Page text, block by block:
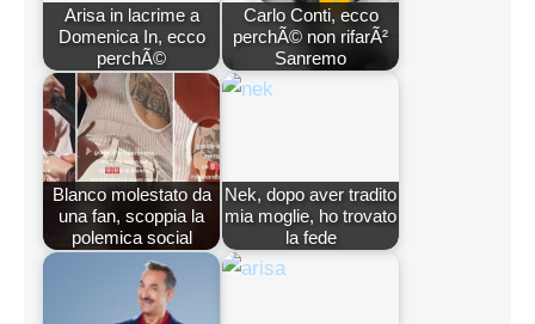
Arisa in lacrime a
Domenica In, ecco
perchÃ©
Carlo Conti, ecco
perchÃ© non rifarÃ²
Sanremo
Blanco molestato da
una fan, scoppia la
polemica social
Nek, dopo aver tradito
mia moglie, ho trovato
la fede